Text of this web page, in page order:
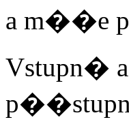
a m��e
Vstupn�